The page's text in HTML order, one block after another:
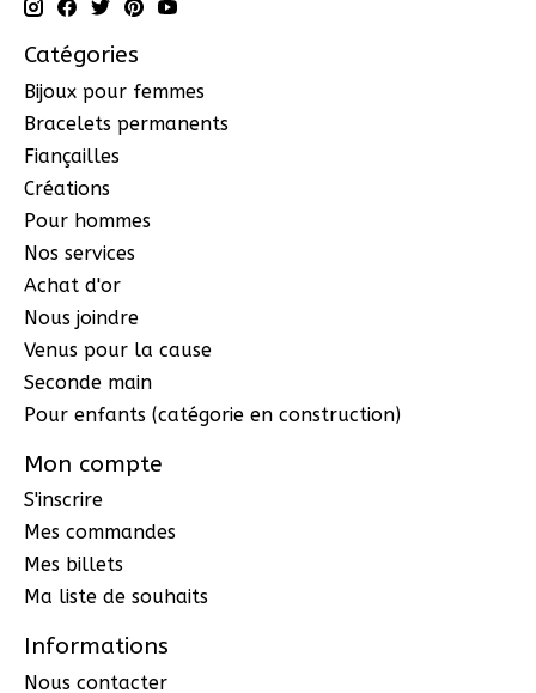
Catégories
Bijoux pour femmes
Bracelets permanents
Fiançailles
Créations
Pour hommes
Nos services
Achat d'or
Nous joindre
Venus pour la cause
Seconde main
Pour enfants (catégorie en construction)
Mon compte
S'inscrire
Mes commandes
Mes billets
Ma liste de souhaits
Informations
Nous contacter